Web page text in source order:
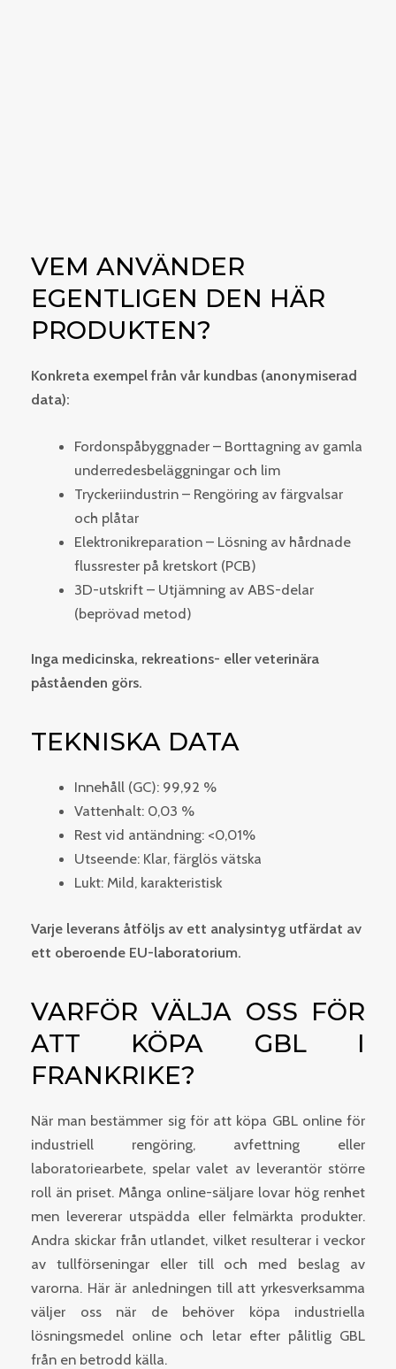
VEM ANVÄNDER
EGENTLIGEN DEN HÄR
PRODUKTEN?
Konkreta exempel från vår kundbas (anonymiserad
data):
Fordonspåbyggnader – Borttagning av gamla
underredesbeläggningar och lim
Tryckeriindustrin – Rengöring av färgvalsar
och plåtar
Elektronikreparation – Lösning av hårdnade
flussrester på kretskort (PCB)
3D-utskrift – Utjämning av ABS-delar
(beprövad metod)
Inga medicinska, rekreations- eller veterinära
påståenden görs.
TEKNISKA DATA
Innehåll (GC): 99,92 %
Vattenhalt: 0,03 %
Rest vid antändning: <0,01%
Utseende: Klar, färglös vätska
Lukt: Mild, karakteristisk
Varje leverans åtföljs av ett analysintyg utfärdat av
ett oberoende EU-laboratorium.
VARFÖR VÄLJA OSS FÖR
ATT KÖPA GBL I
FRANKRIKE?
När man bestämmer sig för att köpa GBL online för
industriell rengöring, avfettning eller
laboratoriearbete, spelar valet av leverantör större
roll än priset. Många online-säljare lovar hög renhet
men levererar utspädda eller felmärkta produkter.
Andra skickar från utlandet, vilket resulterar i veckor
av tullförseningar eller till och med beslag av
varorna. Här är anledningen till att yrkesverksamma
väljer oss när de behöver köpa industriella
lösningsmedel online och letar efter pålitlig GBL
från en betrodd källa.